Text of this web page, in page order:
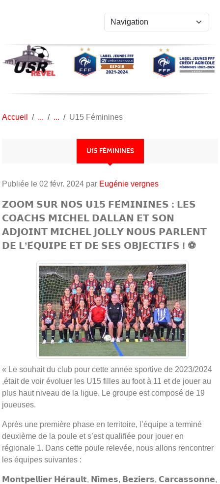
Accueil U15 Féminines
U15 FÉMININES
Publiée le 02 févr. 2024 par Eugénie vergnes
𝗭𝗢𝗢𝗠 𝗦𝗨𝗥 𝗡𝗢𝗦 𝗨𝟭𝟱 𝗙𝗘́𝗠𝗜𝗡𝗜𝗡𝗘𝗦 : 𝗟𝗘𝗦
𝗖𝗢𝗔𝗖𝗛𝗦 𝗠𝗜𝗖𝗛𝗘𝗟 𝗗𝗔𝗟𝗟𝗔𝗡 𝗘𝗧 𝗦𝗢𝗡
𝗔𝗗𝗝𝗢𝗜𝗡𝗧 𝗠𝗜𝗖𝗛𝗘𝗟 𝗝𝗢𝗟𝗟𝗬 𝗡𝗢𝗨𝗦 𝗣𝗔𝗥𝗟𝗘𝗡𝗧
𝗗𝗘 𝗟’𝗘́𝗤𝗨𝗜𝗣𝗘 𝗘𝗧 𝗗𝗘 𝗦𝗘𝗦 𝗢𝗕𝗝𝗘𝗖𝗧𝗜𝗙𝗦 ! ⚽️
« Le souhait du club pour cette année sportive de 2023/2024
,était de voir évoluer les U15 filles au foot à 11 et de jouer au
plus haut niveau de la ligue. Le groupe est composé de 19
joueuses.
Après une première phase en territoire, l’équipe a terminé
deuxième de la poule et s’est qualifiée pour jouer en
régionale 1. Dans cette poule relevée, nous allons rencontrer
les équipes suivantes :
𝗠𝗼𝗻𝘁𝗽𝗲𝗹𝗹𝗶𝗲𝗿 𝗛𝗲́𝗿𝗮𝘂𝗹𝘁, 𝗡𝗶̂𝗺𝗲𝘀, 𝗕𝗲𝘇𝗶𝗲𝗿𝘀, 𝗖𝗮𝗿𝗰𝗮𝘀𝘀𝗼𝗻𝗻𝗲,